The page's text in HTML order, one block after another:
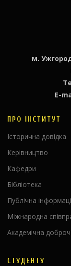
м.
E-
ПРО ІНСТИТУТ
Історична довідка
Керівництво
Кафедри
Бібліотека
Публічна
Міжнародна
Академічна
СТУДЕНТУ